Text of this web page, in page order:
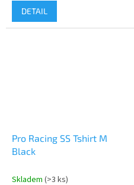
DETAIL
Pro Racing SS Tshirt M
Black
Skladem (>3 ks)